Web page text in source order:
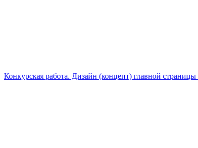
Конкурская работа. Дизайн (концепт) главной страницы